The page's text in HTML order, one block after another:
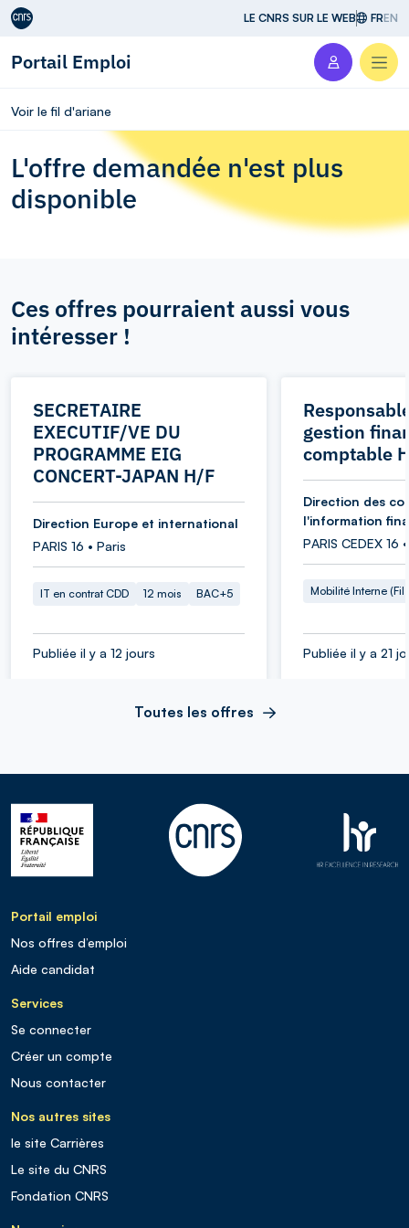
Aller au contenu LE CNRS SUR LE WEB FREN
Portail Emploi
Voir le fil d'ariane
L'offre demandée n'est plus
disponible
Ces offres pourraient aussi vous
intéresser !
SECRETAIRE
EXECUTIF/VE DU
PROGRAMME EIG
CONCERT-JAPAN H/F
Direction Europe et international
PARIS 16 • Paris
IT en contrat CDD 12 mois BAC+5
Publiée il y a 12 jours
gestion
comptable
Direction des
l'information
PARIS CEDEX 16
Mobilité Interne (Fil
Publiée il y a 21
Toutes les offres
Portail emploi
Nos offres d’emploi
Aide candidat
Services
Se connecter
Créer un compte
Nous contacter
Nos autres sites
le site Carrières
Le site du CNRS
Fondation CNRS